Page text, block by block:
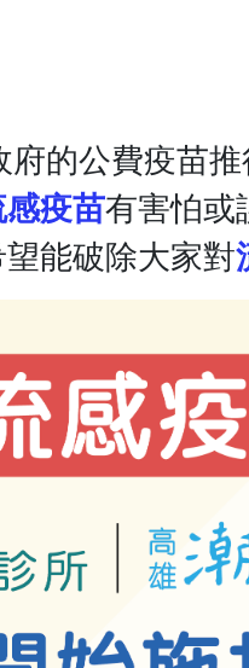
府的公費疫苗
疫苗有害怕或
能破除大家對